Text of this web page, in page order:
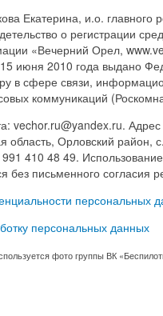
Екатерина, и.о. главного
о регистрации
«Вечерний Орел,
июня 2010 года выдано
в сфере связи,
коммуникаций
vechor.ru@yandex.ru.
область, Орловский район,
410 48 49.
без письменного согласия
персональных
персональных данных
фото группы ВК